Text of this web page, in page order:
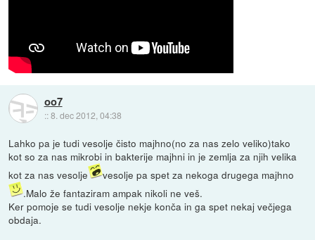
oo7
::8. dec 2012, 04:38
Lahko pa je tudi vesolje čisto majhno(no za nas zelo veliko)tako
kot so za nas mikrobi in bakterije majhni in je zemlja za njih velika
kot za nas vesolje
vesolje pa spet za nekoga drugega majhno
.Malo že fantaziram ampak nikoli ne veš.
Ker pomoje se tudi vesolje nekje konča in ga spet nekaj večjega
obdaja.